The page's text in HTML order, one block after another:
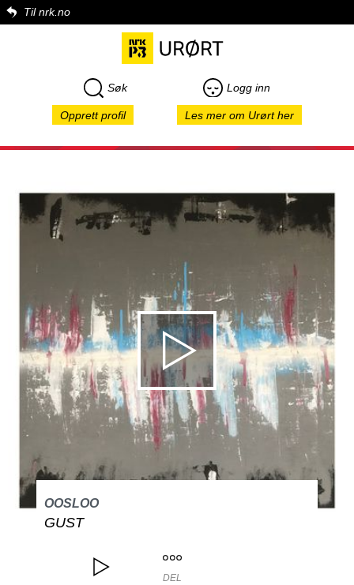
Til nrk.no
Søk Logg inn
Opprett profil Les mer om Urørt her
OOSLOO
GUST
DEL